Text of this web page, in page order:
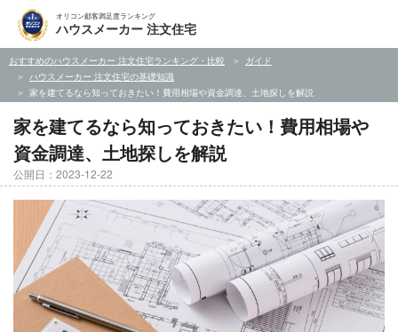
オリコン顧客満足度ランキング
ハウスメーカー 注文住宅
おすすめのハウスメーカー 注文住宅ランキング・比較
ガイド
ハウスメーカー 注文住宅の基礎知識
家を建てるなら知っておきたい！費用相場や資金調達、土地探しを解説
家を建てるなら知っておきたい！費用相場や
資金調達、土地探しを解説
公開日：2023-12-22